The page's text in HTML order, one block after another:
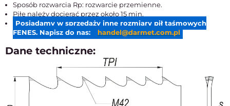
Sposób rozwarcia Rp: rozwarcie przemienne.
Piłę należy docierać przez około 15 min.
Posiadamy w sprzedaży inne rozmiary pił taśmowych
FENES. Napisz do nas:
handel@darmet.com.pl
Dane techniczne: